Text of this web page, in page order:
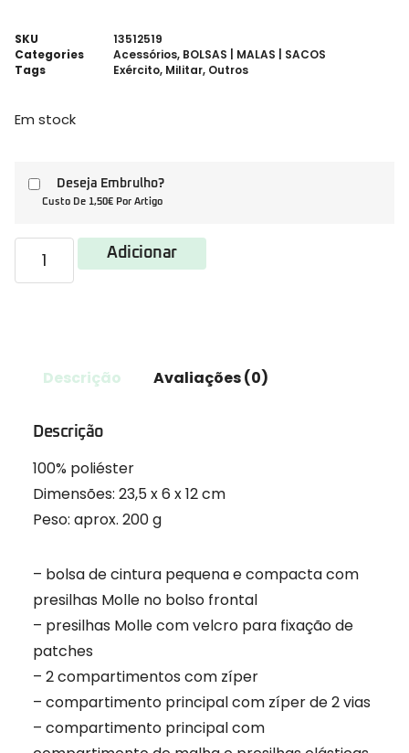
SKU
13512519
Categories
Acessórios, BOLSAS | MALAS | SACOS
Tags
Exército, Militar, Outros
Em stock
Deseja Embrulho?
Custo De 1,50€ Por Artigo
Adicionar
Descrição Avaliações (0)
Descrição
100% poliéster
Dimensões: 23,5 x 6 x 12 cm
Peso: aprox. 200 g
– bolsa de cintura pequena e compacta com
presilhas Molle no bolso frontal
– presilhas Molle com velcro para fixação de
patches
– 2 compartimentos com zíper
– compartimento principal com zíper de 2 vias
– compartimento principal com